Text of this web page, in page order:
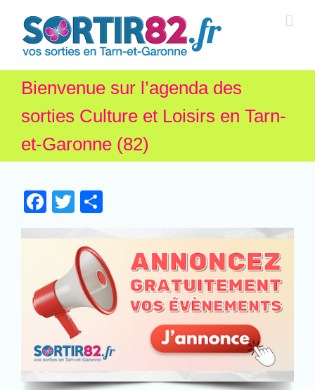
Bienvenue sur l’agenda des
sorties Culture et Loisirs en Tarn-
et-Garonne (82)
Facebook
Twitter